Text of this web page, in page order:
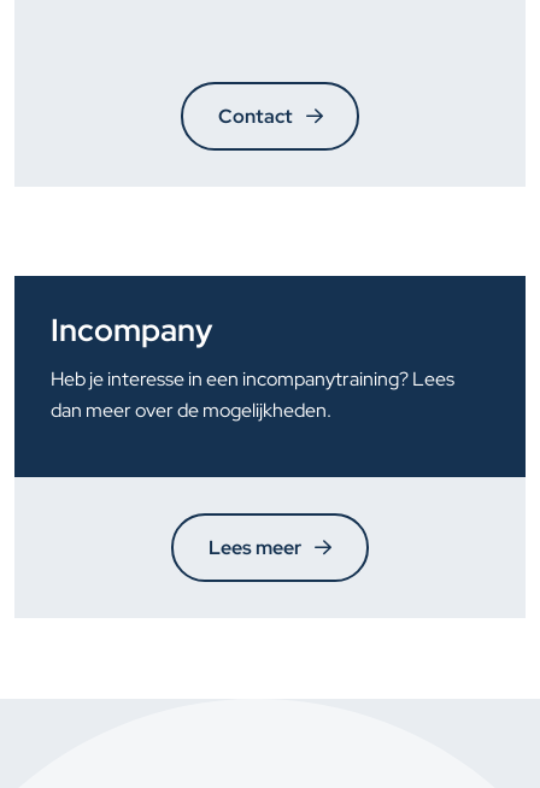
Contact
Incompany
Heb je interesse in een incompanytraining? Lees
dan meer over de mogelijkheden.
Lees meer